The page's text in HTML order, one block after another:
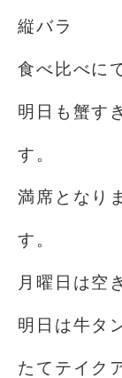
縦バラ
食べ比べに
明日も蟹す
す。
満席となり
す。
月曜日は空
明日は牛タ
たてテイク